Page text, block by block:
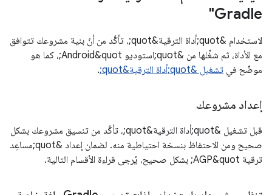
Gradle"
لاستخدام &quot;أداة الترقية&quot;، تأكَّد من أنّ بنية مشروعك تتوافق
مع الأداة، ثم شغِّلها من &quot;استوديو Android&quot;، كما هو
موضّح في تشغيل &quot;أداة الترقية&quot; .
إعداد مشروعك
قبل تشغيل &quot;أداة الترقية&quot;، تأكَّد من تنسيق مشروعك بشكل
صحيح ومن الاحتفاظ بنسخة احتياطية منه. لضمان إعداد &quot;مساعِد
ترقية AGP&quot; بشكل صحيح، يُرجى قراءة الأقسام التالية.